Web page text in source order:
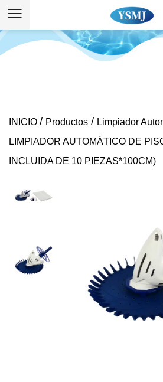
INICIO / Productos / Limpiador
LIMPIADOR AUTOMÁTICO DE
INCLUIDA DE 10 PIEZAS*100CM)